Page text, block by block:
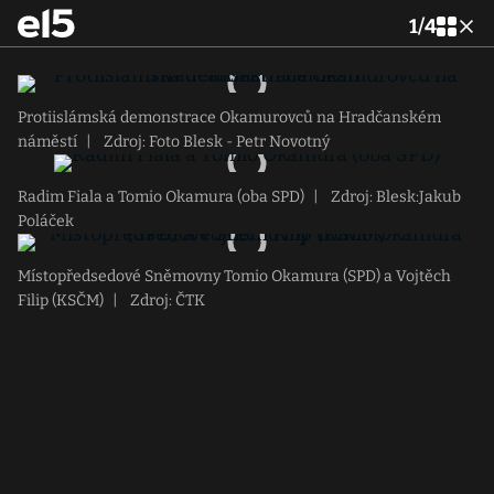
1/4
Protiislámská demonstrace Okamurovců na Hradčanském
náměstí
Zdroj: Foto Blesk - Petr Novotný
Radim Fiala a Tomio Okamura (oba SPD)
Zdroj: Blesk:Jakub
Poláček
Místopředsedové Sněmovny Tomio Okamura (SPD) a Vojtěch
Filip (KSČM)
Zdroj: ČTK